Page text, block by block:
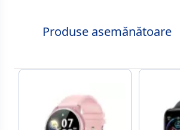
Produse asemănătoare